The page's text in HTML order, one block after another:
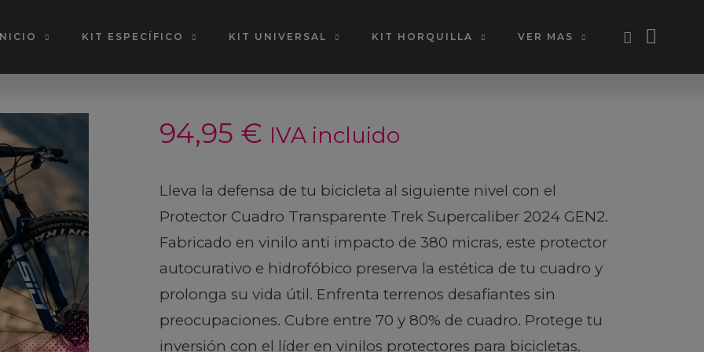
KIT ESPECÍFICO KIT UNIVERSAL KIT HORQUILLA VER MAS
94,95 € IVA incluido
Lleva la defensa de tu bicicleta al siguiente nivel con el
Protector Cuadro Transparente Trek Supercaliber 2024 GEN2.
Fabricado en vinilo anti impacto de 380 micras, este protector
autocurativo e hidrofóbico preserva la estética de tu cuadro y
prolonga su vida útil. Enfrenta terrenos desafiantes sin
preocupaciones. Cubre entre 70 y 80% de cuadro. Protege tu
inversión con el líder en vinilos protectores para bicicletas.